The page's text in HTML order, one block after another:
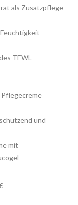
als Zusatzpflege
TEWL
und
mit